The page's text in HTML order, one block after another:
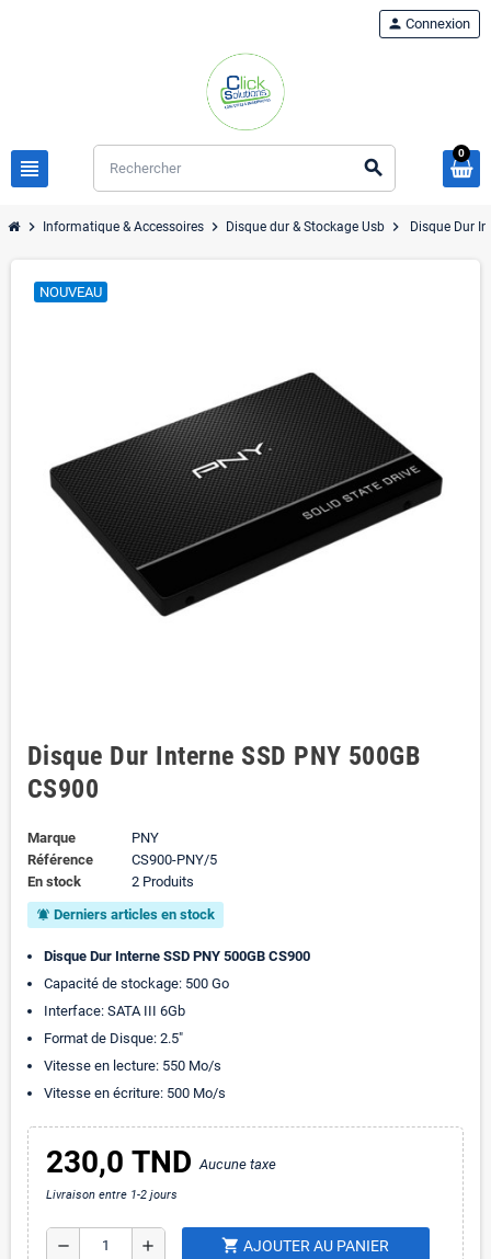
view_headline search
person Connexion
0
chevron_right Informatique & Accessoires chevron_right Disque dur & Stockage Usb chevron_right Disque Dur
NOUVEAU
Disque Dur Interne SSD PNY 500GB
CS900
Marque
PNY
Référence
CS900-PNY/5
En stock
2 Produits
notifications_active Derniers articles en stock
Disque Dur Interne SSD PNY 500GB CS900
Capacité de stockage: 500 Go
Interface: SATA III 6Gb
Format de Disque: 2.5″
Vitesse en lecture: 550 Mo/s
Vitesse en écriture: 500 Mo/s
230,0 TNDAucune taxe
Livraison entre 1-2 jours
remove add shopping_cart AJOUTER AU PANIER